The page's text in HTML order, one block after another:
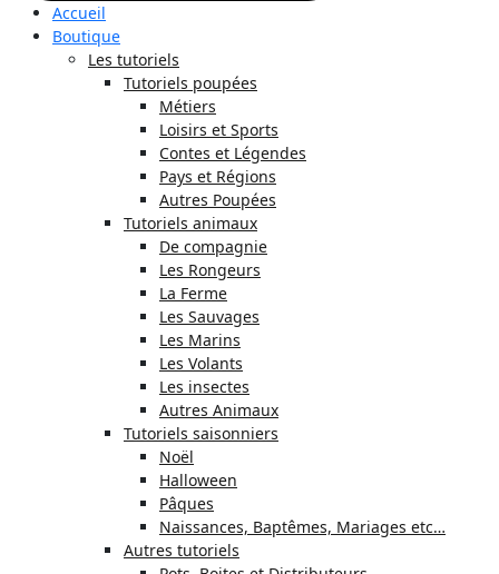
Accueil
Boutique
Les tutoriels
Tutoriels poupées
Métiers
Loisirs et Sports
Contes et Légendes
Pays et Régions
Autres Poupées
Tutoriels animaux
De compagnie
Les Rongeurs
La Ferme
Les Sauvages
Les Marins
Les Volants
Les insectes
Autres Animaux
Tutoriels saisonniers
Noël
Halloween
Pâques
Naissances, Baptêmes, Mariages etc…
Autres tutoriels